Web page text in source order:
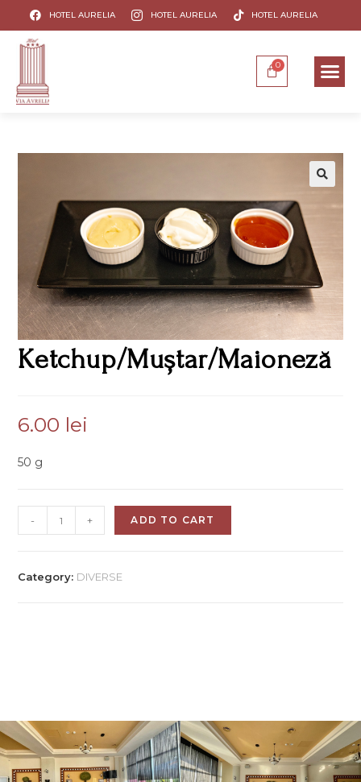
HOTEL AURELIA HOTEL AURELIA HOTEL AURELIA
Ketchup/Muștar/Maioneză
6.00 lei
50 g
- + ADD TO CART
Category: DIVERSE